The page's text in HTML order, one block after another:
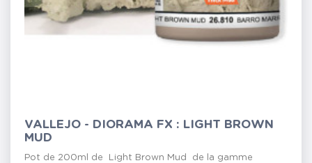
VALLEJO - DIORAMA FX : LIGHT BROWN
MUD
Pot de 200ml de Light Brown Mud de la gamme